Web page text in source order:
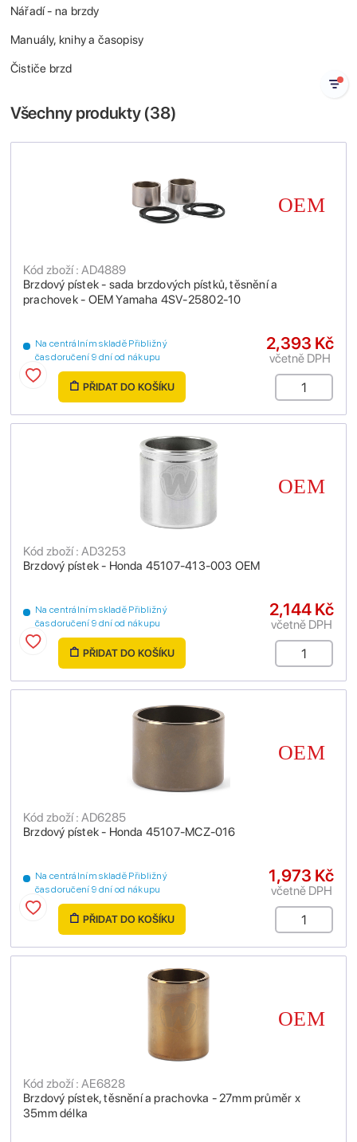
Nářadí - na brzdy
Manuály, knihy a časopisy
Čističe brzd
Všechny produkty (38)
Brzdový pístek - sada brzdových pístků, těsnění a
prachovek - OEM Yamaha 4SV-25802-10
Kód zboží : AD4889
Na centrálním skladě Přibližný
čas doručení 9 dní od nákupu
2,393 Kč
včetně DPH
PŘIDAT DO KOŠÍKU
Brzdový pístek - Honda 45107-413-003 OEM
Kód zboží : AD3253
Na centrálním skladě Přibližný
čas doručení 9 dní od nákupu
2,144 Kč
včetně DPH
PŘIDAT DO KOŠÍKU
Brzdový pístek - Honda 45107-MCZ-016
Kód zboží : AD6285
Na centrálním skladě Přibližný
čas doručení 9 dní od nákupu
1,973 Kč
včetně DPH
PŘIDAT DO KOŠÍKU
Brzdový pístek, těsnění a prachovka - 27mm průměr x
35mm délka
Kód zboží : AE6828